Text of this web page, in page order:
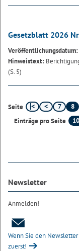
Gesetzblatt 2026
Veröffentlichungsdatum:
Hinweistext:
(S. 5)
Seite 7 8
Einträge pro Seite
10
Newsletter
Anmelden!
Wenn Sie den
zuerst!